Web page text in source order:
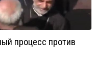
процесс против